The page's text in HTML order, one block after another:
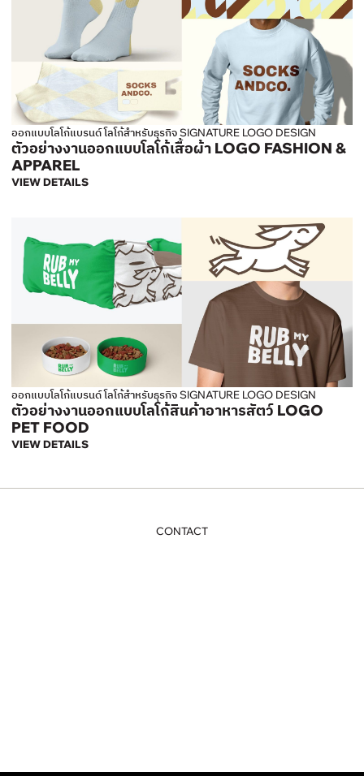
ออกแบบโลโก้แบรนด์ โลโก้สำหรับธุรกิจ SIGNATURE LOGO DESIGN
ตัวอย่างงานออกแบบโลโก้เสื้อผ้า LOGO FASHION &
APPAREL
VIEW DETAILS
ออกแบบโลโก้แบรนด์ โลโก้สำหรับธุรกิจ SIGNATURE LOGO DESIGN
ตัวอย่างงานออกแบบโลโก้สินค้าอาหารสัตว์ LOGO
PET FOOD
VIEW DETAILS
CONTACT